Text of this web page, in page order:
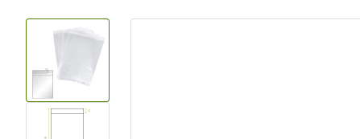
View larger image
View larger image